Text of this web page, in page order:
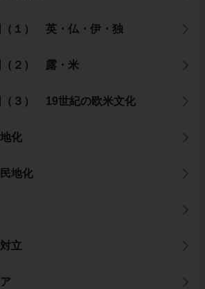
（１） 英・仏・伊・独
（２） 露・米
（３） 19世紀の欧米文化
化
地化
立